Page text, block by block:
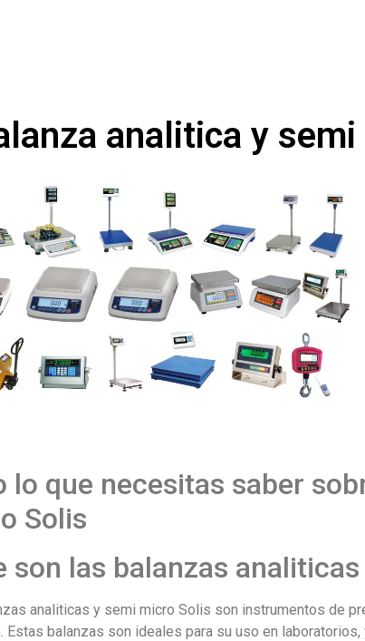
analitica y
lo que necesitas saber
Solis
son las balanzas
analiticas y semi micro Solis son instrumentos de
Estas balanzas son ideales para su uso en